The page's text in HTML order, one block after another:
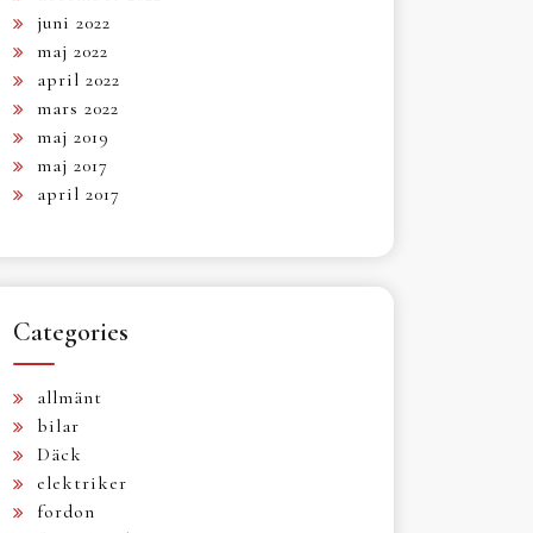
juni 2022
maj 2022
april 2022
mars 2022
maj 2019
maj 2017
april 2017
Categories
allmänt
bilar
Däck
elektriker
fordon